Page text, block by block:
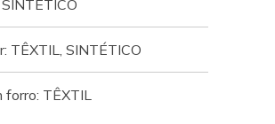
TÊXTIL, SINTÉTICO
forro: TÊXTIL